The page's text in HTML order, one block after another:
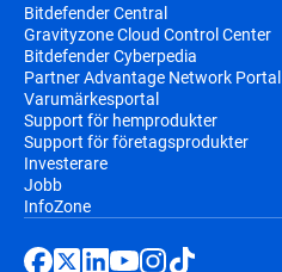
Bitdefender Central
Gravityzone Cloud Control Center
Bitdefender Cyberpedia
Partner Advantage Network Portal
Varumärkesportal
Support för hemprodukter
Support för företagsprodukter
Investerare
Jobb
InfoZone